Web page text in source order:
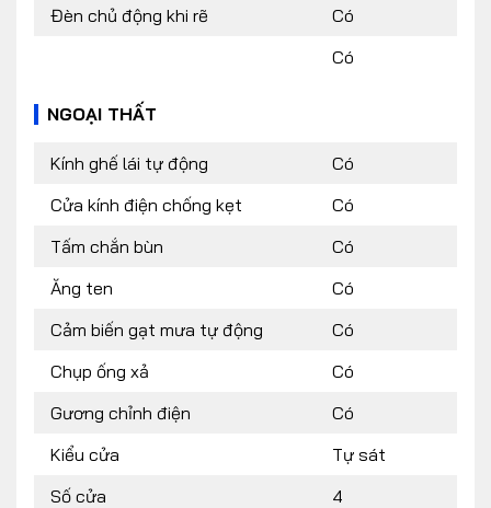
Đèn chủ động khi rẽ
Có
Có
NGOẠI THẤT
Kính ghế lái tự động
Có
Cửa kính điện chống kẹt
Có
Tấm chắn bùn
Có
Ăng ten
Có
Cảm biến gạt mưa tự động
Có
Chụp ống xả
Có
Gương chỉnh điện
Có
Kiểu cửa
Tự sát
Số cửa
4